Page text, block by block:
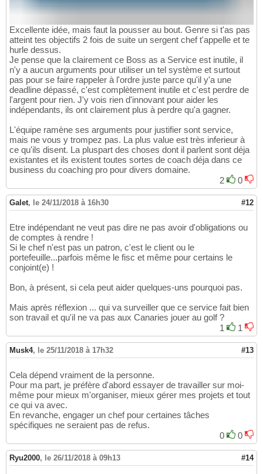
Excellente idée, mais faut la pousser au bout. Genre si t'as pas
atteint tes objectifs 2 fois de suite un sergent chef t'appelle et te
hurle dessus.
Je pense que la clairement ce Boss as a Service est inutile, il
n'y a aucun arguments pour utiliser un tel système et surtout
pas pour se faire rappeler à l'ordre juste parce qu'il y'a une
deadline dépassé, c'est complètement inutile et c'est perdre de
l'argent pour rien. J'y vois rien d'innovant pour aider les
indépendants, ils ont clairement plus à perdre qu'a gagner.
L'équipe ramène ses arguments pour justifier sont service,
mais ne vous y trompez pas. La plus value est très inferieur à
ce qu'ils disent. La pluspart des choses dont il parlent sont déja
existantes et ils existent toutes sortes de coach déja dans ce
business du coaching pro pour divers domaine.
2
0
Galet, le 24/11/2018 à 16h30 #12
Etre indépendant ne veut pas dire ne pas avoir d'obligations ou
de comptes à rendre !
Si le chef n'est pas un patron, c'est le client ou le
portefeuille...parfois même le fisc et même pour certains le
conjoint(e) !
Bon, à présent, si cela peut aider quelques-uns pourquoi pas.
Mais après réflexion ... qui va surveiller que ce service fait bien
son travail et qu'il ne va pas aux Canaries jouer au golf ?
1
1
Musk4, le 25/11/2018 à 17h32 #13
Cela dépend vraiment de la personne.
Pour ma part, je préfère d'abord essayer de travailler sur moi-
même pour mieux m'organiser, mieux gérer mes projets et tout
ce qui va avec.
En revanche, engager un chef pour certaines tâches
spécifiques ne seraient pas de refus.
0
0
Ryu2000, le 26/11/2018 à 09h13 #14